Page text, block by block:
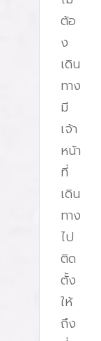
หยุดหายใจข
ระดับที่ 1 หรื
ต้องการควา
ที่ 2 เป็นตัวเ
เคยโดยไม่ต้
ให้บริการกา
สามารถทำก
ผลลัพธ์ที่แม่น
ตรวจการนอ
(Sleep Test)
https://
เริ่มต้นการท
หรือตามเวลา
ทำการสอบถ
ความยินยอม
ต้อ
ง
เดิน
ทาง
มี
เจ้า
หน้า
ที่
เดิน
ทาง
ไป
ติด
ตั้ง
ให้
ถึง